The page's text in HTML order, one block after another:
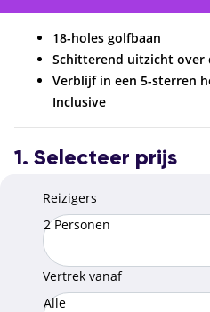
18-holes golfbaan
Schitterend uitzicht over
Verblijf in een 5-sterren
Inclusive
1. Selecteer prijs
Reizigers
2 Personen
Vertrek vanaf
Alle